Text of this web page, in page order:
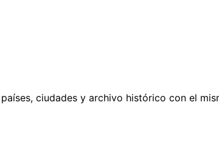
ciudades y archivo histórico con el